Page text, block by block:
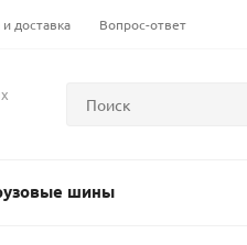
доставка Вопрос-ответ
шины